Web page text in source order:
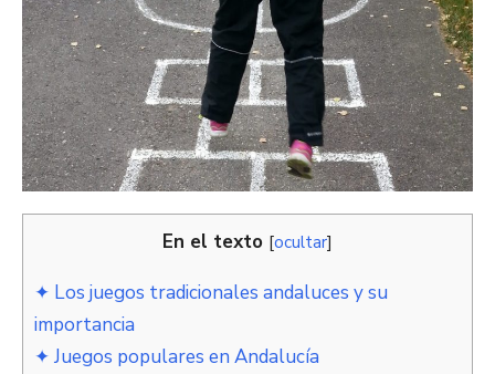
En el texto [ocultar]
✦ Los juegos tradicionales andaluces y su
importancia
✦ Juegos populares en Andalucía